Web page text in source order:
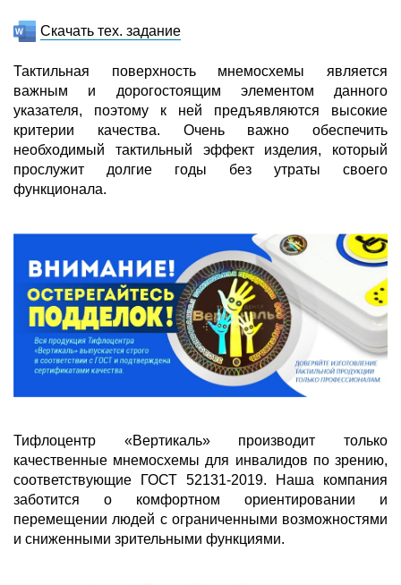
Скачать тех. задание
Тактильная поверхность мнемосхемы является
важным и дорогостоящим элементом данного
указателя, поэтому к ней предъявляются высокие
критерии качества. Очень важно обеспечить
необходимый тактильный эффект изделия, который
прослужит долгие годы без утраты своего
функционала.
Тифлоцентр «Вертикаль» производит только
качественные мнемосхемы для инвалидов по зрению,
соответствующие ГОСТ 52131-2019. Наша компания
заботится о комфортном ориентировании и
перемещении людей с ограниченными возможностями
и сниженными зрительными функциями.